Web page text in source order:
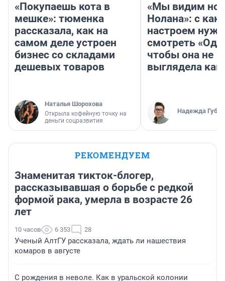
«Покупаешь кота в
мешке»: тюменка
рассказала, как на
самом деле устроен
бизнес со складами
дешевых товаров
Наталья Шорохова
Открыла кофейную точку на
деньги соцразвития
«Мы видим
Нолана»: с
настроем
смотреть
чтобы она не
выглядела как
Надежда
РЕКОМЕНДУЕМ
Знаменитая тикток-блогер,
рассказывавшая о борьбе с редкой
формой рака, умерла в возрасте 26
лет
10 часов 6 353 28
Ученый АлтГУ рассказала, ждать ли нашествия
комаров в августе
С рождения в неволе. Как в уральской колонии